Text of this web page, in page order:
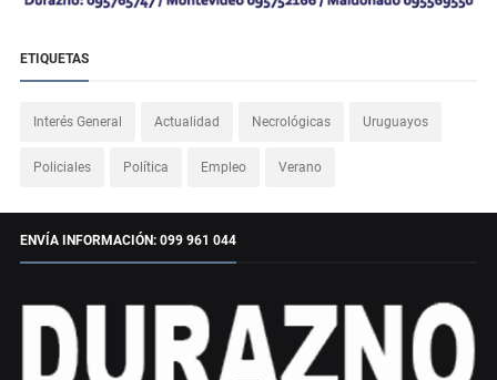
ETIQUETAS
Interés General Actualidad Necrológicas Uruguayos
Policiales Política Empleo Verano
ENVÍA INFORMACIÓN: 099 961 044